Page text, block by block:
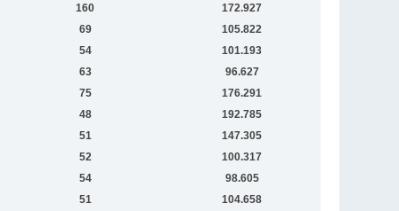
160
172.927
69
105.822
54
101.193
63
96.627
75
176.291
48
192.785
51
147.305
52
100.317
54
98.605
51
104.658